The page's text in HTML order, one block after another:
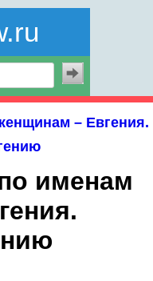
– Евгения.
именам